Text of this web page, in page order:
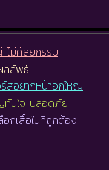
ไม่ศัลยกรรม
ลลัพธ์
สอยากหน้าอกใหญ่
ทันใจ ปลอดภัย
อกเสื้อในที่ถูกต้อง